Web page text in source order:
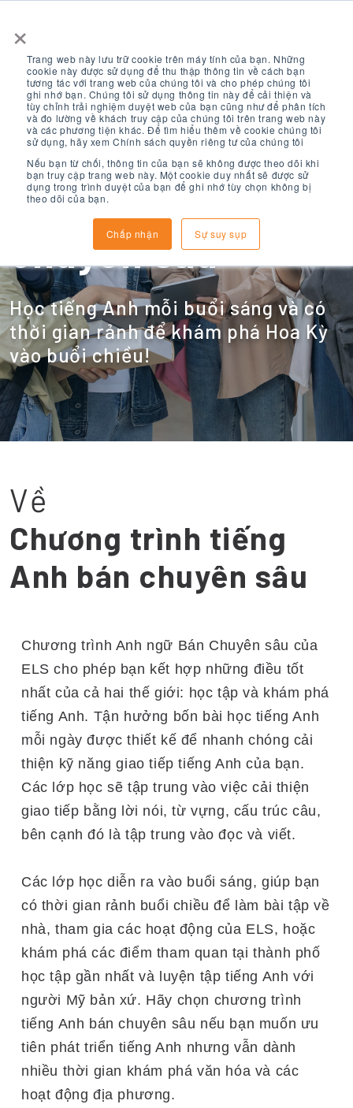
×
Trang web này lưu trữ cookie trên máy tính của bạn. Những
cookie này được sử dụng để thu thập thông tin về cách bạn
tương tác với trang web của chúng tôi và cho phép chúng tôi
ghi nhớ bạn. Chúng tôi sử dụng thông tin này để cải thiện và
tùy chỉnh trải nghiệm duyệt web của bạn cũng như để phân tích
và đo lường về khách truy cập của chúng tôi trên trang web này
và các phương tiện khác. Để tìm hiểu thêm về cookie chúng tôi
sử dụng, hãy xem Chính sách quyền riêng tư của chúng tôi
Nếu bạn từ chối, thông tin của bạn sẽ không được theo dõi khi
bạn truy cập trang web này. Một cookie duy nhất sẽ được sử
dụng trong trình duyệt của bạn để ghi nhớ tùy chọn không bị
theo dõi của bạn.
Chấp nhận Sự suy sụp
Chương trình
tiếng Anh bán
chuyên sâu
Học tiếng Anh mỗi buổi sáng và có
thời gian rảnh để khám phá Hoa Kỳ
vào buổi chiều!
Về
Chương trình tiếng
Anh bán chuyên sâu
Chương trình Anh ngữ Bán Chuyên sâu của
ELS cho phép bạn kết hợp những điều tốt
nhất của cả hai thế giới: học tập và khám phá
tiếng Anh. Tận hưởng bốn bài học tiếng Anh
mỗi ngày được thiết kế để nhanh chóng cải
thiện kỹ năng giao tiếp tiếng Anh của bạn.
Các lớp học sẽ tập trung vào việc cải thiện
giao tiếp bằng lời nói, từ vựng, cấu trúc câu,
bên cạnh đó là tập trung vào đọc và viết.
Các lớp học diễn ra vào buổi sáng, giúp bạn
có thời gian rảnh buổi chiều để làm bài tập về
nhà, tham gia các hoạt động của ELS, hoặc
khám phá các điểm tham quan tại thành phố
học tập gần nhất và luyện tập tiếng Anh với
người Mỹ bản xứ. Hãy chọn chương trình
tiếng Anh bán chuyên sâu nếu bạn muốn ưu
tiên phát triển tiếng Anh nhưng vẫn dành
nhiều thời gian khám phá văn hóa và các
hoạt động địa phương.